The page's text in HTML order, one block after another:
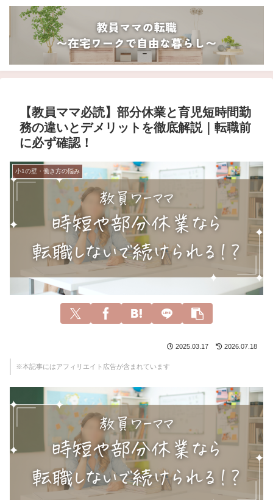
【教員ママ必読】部分休業と育児短時間勤
務の違いとデメリットを徹底解説｜転職前
に必ず確認！
小1の壁・働き方の悩み
2025.03.17 2026.07.18
※本記事にはアフィリエイト広告が含まれています